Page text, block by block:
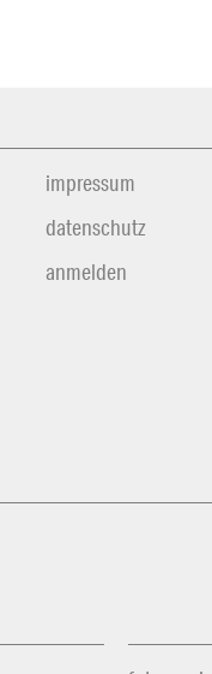
impressum
datenschutz
anmelden